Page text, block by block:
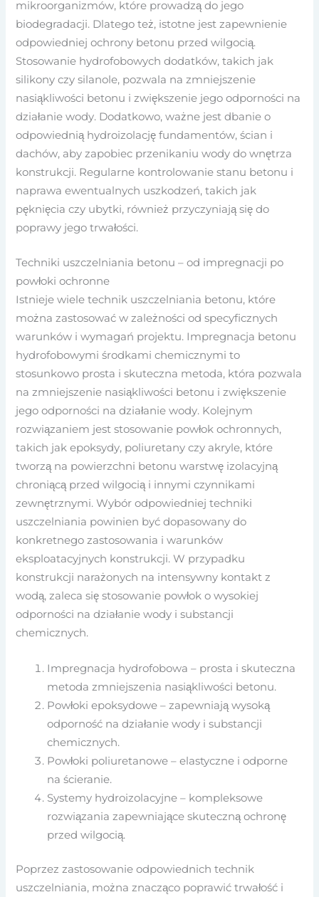
mikroorganizmów, które prowadzą do jego
biodegradacji. Dlatego też, istotne jest zapewnienie
odpowiedniej ochrony betonu przed wilgocią.
Stosowanie hydrofobowych dodatków, takich jak
silikony czy silanole, pozwala na zmniejszenie
nasiąkliwości betonu i zwiększenie jego odporności na
działanie wody. Dodatkowo, ważne jest dbanie o
odpowiednią hydroizolację fundamentów, ścian i
dachów, aby zapobiec przenikaniu wody do wnętrza
konstrukcji. Regularne kontrolowanie stanu betonu i
naprawa ewentualnych uszkodzeń, takich jak
pęknięcia czy ubytki, również przyczyniają się do
poprawy jego trwałości.
Techniki uszczelniania betonu – od impregnacji po
powłoki ochronne
Istnieje wiele technik uszczelniania betonu, które
można zastosować w zależności od specyficznych
warunków i wymagań projektu. Impregnacja betonu
hydrofobowymi środkami chemicznymi to
stosunkowo prosta i skuteczna metoda, która pozwala
na zmniejszenie nasiąkliwości betonu i zwiększenie
jego odporności na działanie wody. Kolejnym
rozwiązaniem jest stosowanie powłok ochronnych,
takich jak epoksydy, poliuretany czy akryle, które
tworzą na powierzchni betonu warstwę izolacyjną
chroniącą przed wilgocią i innymi czynnikami
zewnętrznymi. Wybór odpowiedniej techniki
uszczelniania powinien być dopasowany do
konkretnego zastosowania i warunków
eksploatacyjnych konstrukcji. W przypadku
konstrukcji narażonych na intensywny kontakt z
wodą, zaleca się stosowanie powłok o wysokiej
odporności na działanie wody i substancji
chemicznych.
Impregnacja hydrofobowa – prosta i skuteczna
metoda zmniejszenia nasiąkliwości betonu.
Powłoki epoksydowe – zapewniają wysoką
odporność na działanie wody i substancji
chemicznych.
Powłoki poliuretanowe – elastyczne i odporne
na ścieranie.
Systemy hydroizolacyjne – kompleksowe
rozwiązania zapewniające skuteczną ochronę
przed wilgocią.
Poprzez zastosowanie odpowiednich technik
uszczelniania, można znacząco poprawić trwałość i